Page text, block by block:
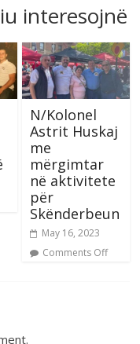
interesojnë
N/Kolonel
Astrit Huskaj
me
mërgimtar
në aktivitete
për
Skënderbeun
May 16, 2023
Comments Off